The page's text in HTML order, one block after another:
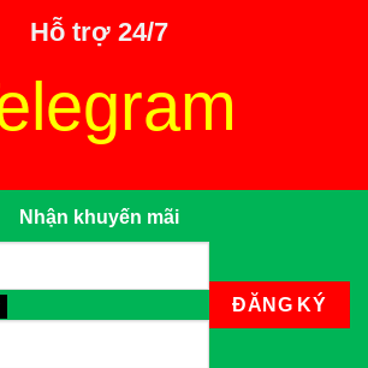
Hỗ trợ 24/7
Nhận khuyến mãi